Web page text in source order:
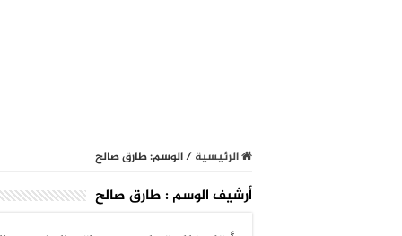
الرئيسية/الوسم:طارق صالح
أرشيف الوسم : طارق صالح